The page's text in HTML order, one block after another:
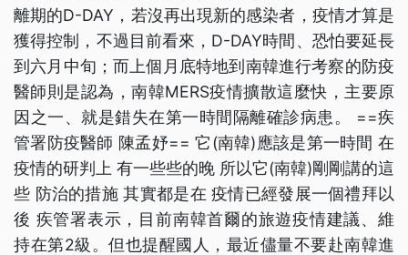
離期的D-DAY，若沒再出現新的感染者，疫情才算是
獲得控制，不過目前看來，D-DAY時間、恐怕要延長
到六月中旬；而上個月底特地到南韓進行考察的防疫
醫師則是認為，南韓MERS疫情擴散這麼快，主要原
因之一、就是錯失在第一時間隔離確診病患。 ==疾
管署防疫醫師 陳孟妤== 它(南韓)應該是第一時間 在
疫情的研判上 有一些些的晚 所以它(南韓)剛剛講的這
些 防治的措施 其實都是在 疫情已經發展一個禮拜以
後 疾管署表示，目前南韓首爾的旅遊疫情建議、維
持在第2級。但也提醒國人，最近儘量不要赴南韓進